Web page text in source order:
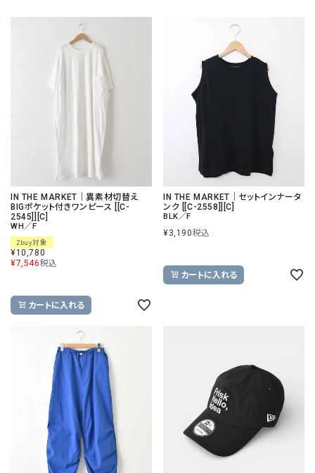
IN THE MARKET｜異素材切替え
BIGポケット付きワンピース [[C-
2545]][C]
WH／F
2buy対象
¥10,780
¥7,546税込
カートに入れる
IN THE MARKET｜セットインナータ
ンク [[C-2558]][C]
BLK／F
¥3,190税込
カートに入れる